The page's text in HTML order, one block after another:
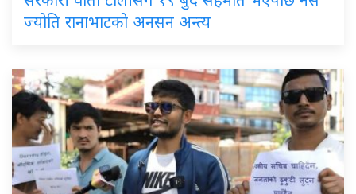
ज्योति रानाभाटको अनसन अन्त्य